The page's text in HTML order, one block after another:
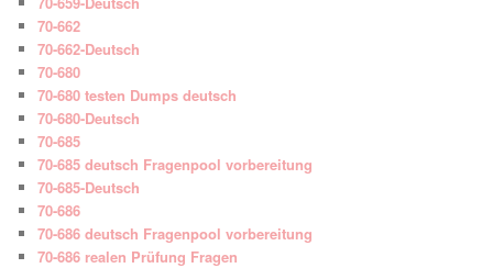
70-662
70-662-Deutsch
70-680
70-680 testen Dumps deutsch
70-680-Deutsch
70-685
70-685 deutsch Fragenpool vorbereitung
70-685-Deutsch
70-686
70-686 deutsch Fragenpool vorbereitung
70-686 realen Prüfung Fragen